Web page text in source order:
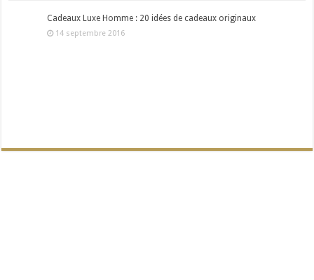
Cadeaux Luxe Homme : 20 idées de cadeaux originaux
14 septembre 2016